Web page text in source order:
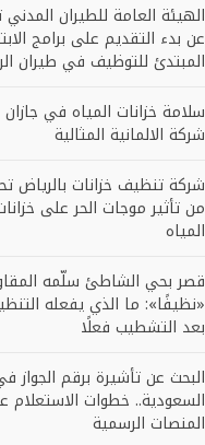
الهيئة العامة للطيران
عن بدء التقديم على برامج
المبتدئ للتوظيف في طيران
سلامة خزانات المياه في
شركة الالمانية المثالية
شركة تنظيف خزانات بالرياض
من تأثير موجات الحر على
المياه
قصر بحي الشاطئ سلّمه
«نظيفًا»: ما الذي يفعله
بعد التشطيب فعلًا
البحث عن تأشيرة برقم الجواز
السعودية.. خطوات الاستعلام
المنصات الرسمية